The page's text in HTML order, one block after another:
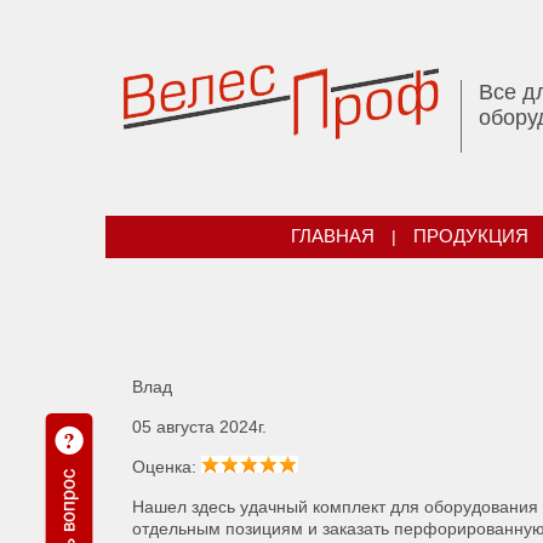
Все
ГЛАВНАЯ | ПРОДУКЦИЯ
Влад
05 августа 2024г.
Оценка:
Нашел здесь удачный комплект для
отдельным позициям и заказать